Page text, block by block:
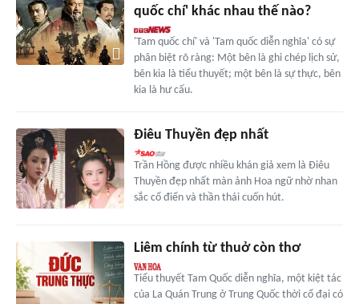
quốc chí' khác nhau thế nào?
'Tam quốc chí' và 'Tam quốc diễn nghĩa' có sự
phân biệt rõ ràng: Một bên là ghi chép lịch sử,
bên kia là tiểu thuyết; một bên là sự thực, bên
kia là hư cấu.
Điêu Thuyền đẹp nhất
Trần Hồng được nhiều khán giả xem là Điêu
Thuyền đẹp nhất màn ảnh Hoa ngữ nhờ nhan
sắc cổ điển và thần thái cuốn hút.
Liêm chính từ thuở còn thơ
Tiểu thuyết Tam Quốc diễn nghĩa, một kiệt tác
của La Quán Trung ở Trung Quốc thời cổ đại có